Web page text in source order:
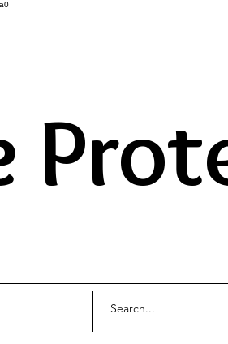
ATRAVÉS